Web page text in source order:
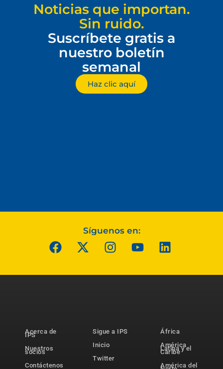
Noticias que importan.
Sin ruido.
Suscríbete gratis a
nuestro boletín
semanal
Haz clic aquí
Síguenos en:
Acerca de
IPS
Nuestros
socios
Contáctenos
Sigue a IPS
Inicio
Twitter
África
América
Latina y el
Caribe
América del